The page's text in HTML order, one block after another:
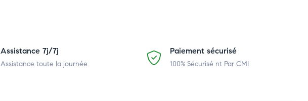
Assistance 7j/7j
Assistance toute la journée
Paiement sécurisé
100% Sécurisé nt Par CMI